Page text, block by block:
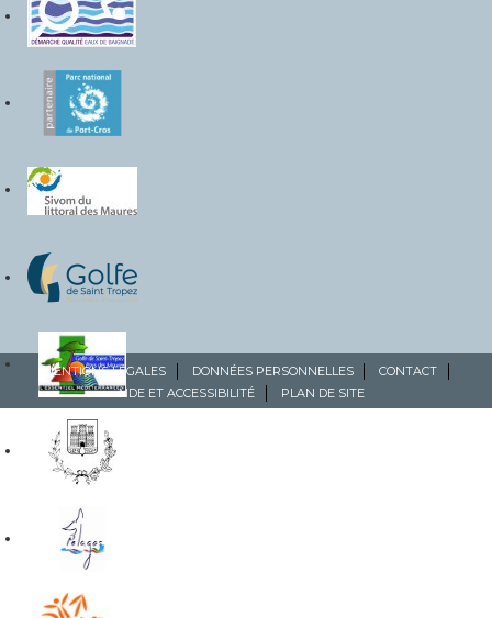
MENTIONS LÉGALES DONNÉES PERSONNELLES
CONTACT
AIDE ET ACCESSIBILITÉ
PLAN DE SITE